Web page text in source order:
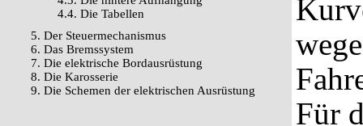
4.4. Die Tabellen
5. Der Steuermechanismus
6. Das Bremssystem
7. Die elektrische Bordausrüstung
8. Die Karosserie
9. Die Schemen der elektrischen Ausrüstung
Für